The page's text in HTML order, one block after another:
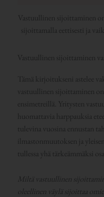
Vastuullinen sijoittaminen
sijoittamalla eettisesti ja
Vastuullinen sijoittaminen
Tämä kirjoitukseni astelee
vastuullinen sijoittaminen
ensimetreillä. Yritysten
huomattavia harppauksia
tulevina vuosina ennustan
ilmastonmuutoksen ja
tullessa yhä tärkeämmäksi
Miltä vastuullinen
oleellinen väylä sijoittaa